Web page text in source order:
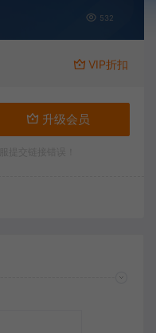
532
VIP折扣
升级会员